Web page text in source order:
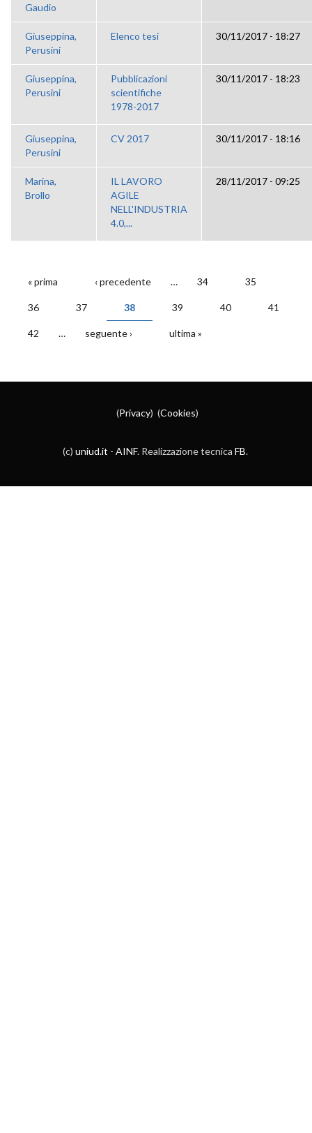
Gaudio
Giuseppina,
Perusini
Elenco tesi 30/11/2017 - 18:27
Giuseppina,
Perusini
Pubblicazioni
scientifiche
1978-2017
30/11/2017 - 18:23
Giuseppina,
Perusini
CV 2017 30/11/2017 - 18:16
Marina,
Brollo
IL LAVORO
AGILE
NELL'INDUSTRIA
4.0,...
28/11/2017 - 09:25
PAGINE
« prima ‹ precedente … 34 35
36 37 38 39 40 41
42 … seguente › ultima »
(Privacy) (Cookies)
(c) uniud.it - AINF. Realizzazione tecnica FB.